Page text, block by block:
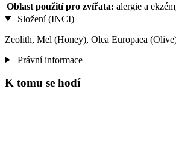
Oblast použití pro zvířata: alergie a
Složení (INCI)
Zeolith, Mel (Honey), Olea Europaea
Právní informace
K tomu se hodí